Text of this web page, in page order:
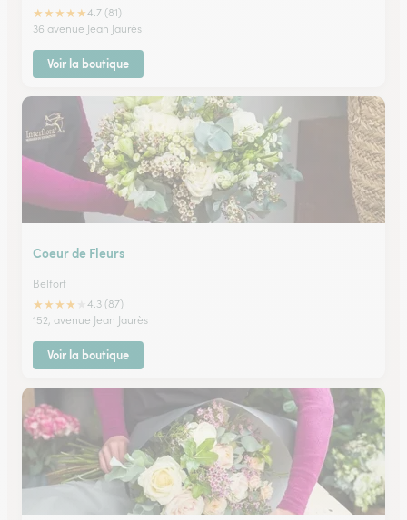
★★★★★4.7 (81)
36 avenue Jean Jaurès
Voir la boutique
Coeur de Fleurs
Belfort
★★★★
4.3 (87)
152, avenue Jean Jaurès
Voir la boutique